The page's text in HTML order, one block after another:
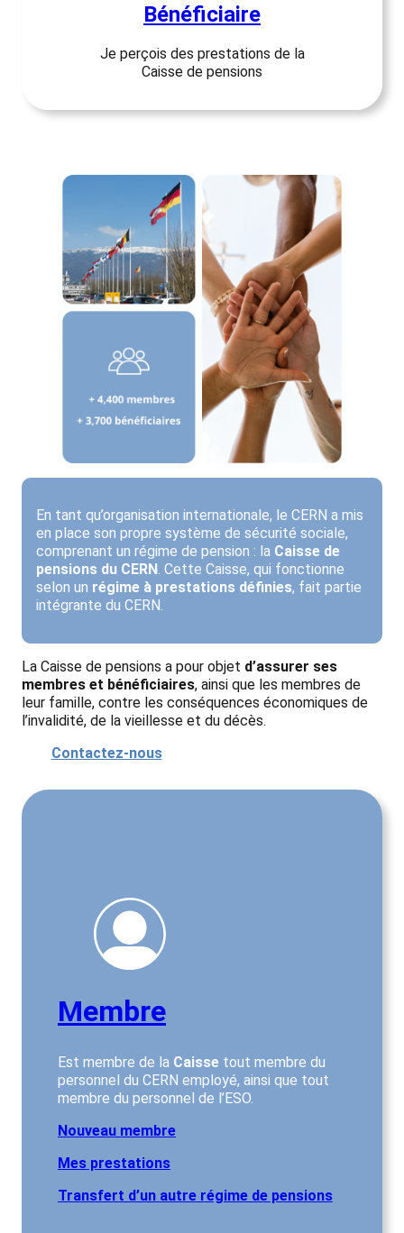
Bénéficiaire
Je perçois des prestations de la
Caisse de pensions
En tant qu’organisation internationale, le CERN a mis
en place son propre système de sécurité sociale,
comprenant un régime de pension : la Caisse de
pensions du CERN. Cette Caisse, qui fonctionne
selon un régime à prestations définies, fait partie
intégrante du CERN.
La Caisse de pensions a pour objet d’assurer ses
membres et bénéficiaires, ainsi que les membres de
leur famille, contre les conséquences économiques de
l’invalidité, de la vieillesse et du décès.
Contactez-nous
Membre
Est membre de la Caisse tout membre du
personnel du CERN employé, ainsi que tout
membre du personnel de l’ESO.
Nouveau membre
Mes prestations
Transfert d’un autre régime de pensions